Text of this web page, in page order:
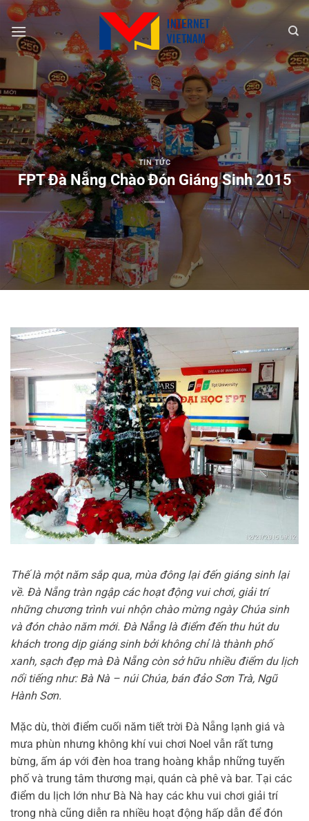
Chuyển
đến
dung
TIN TỨC
FPT Đà Nẵng Chào Đón Giáng Sinh 2015
Thế là một năm sắp qua, mùa đông lại đến giáng sinh lại
về. Đà Nẵng tràn ngập các hoạt động vui chơi, giải trí
những chương trình vui nhộn chào mừng ngày Chúa sinh
và đón chào năm mới. Đà Nẵng là điểm đến thu hút du
khách trong dịp giáng sinh bởi không chỉ là thành phố
xanh, sạch đẹp mà Đà Nẵng còn sở hữu nhiều điểm du lịch
nổi tiếng như: Bà Nà – núi Chúa, bán đảo Sơn Trà, Ngũ
Hành Sơn.
Mặc dù, thời điểm cuối năm tiết trời Đà Nẵng lạnh giá và
mưa phùn nhưng không khí vui chơi Noel vẫn rất tưng
bừng, ấm áp với đèn hoa trang hoàng khắp những tuyến
phố và trung tâm thương mại, quán cà phê và bar. Tại các
điểm du lịch lớn như Bà Nà hay các khu vui chơi giải trí
trong nhà cũng diễn ra nhiều hoạt động hấp dẫn để đón